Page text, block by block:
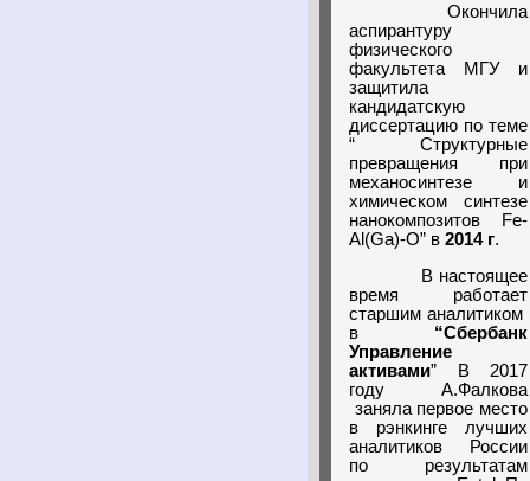
Окончила
аспирантуру
физического
факультета МГУ и
защитила
кандидатскую
диссертацию по теме
“ Структурные
превращения при
механосинтезе и
химическом синтезе
нанокомпозитов Fe-
Al(Ga)-O” в 2014 г.
В настоящее
время работает
старшим аналитиком
в “Сбербанк
Управление
активами” В 2017
году А.Фалкова
заняла первое место
в рэнкинге лучших
аналитиков России
по результатам